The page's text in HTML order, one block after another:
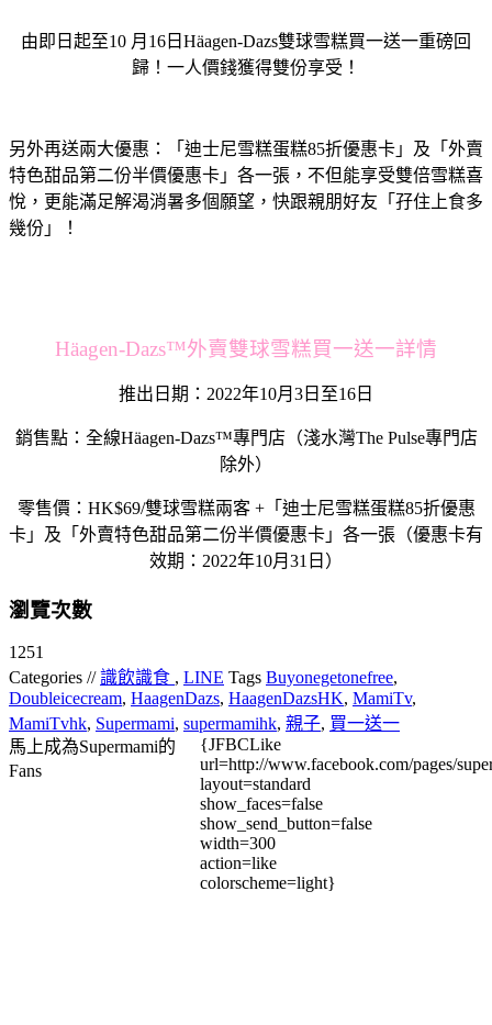
由即日起至10 月16日Häagen-Dazs雙球雪糕買一送一重磅回
歸！一人價錢獲得雙份享受！
另外再送兩大優惠：「迪士尼雪糕蛋糕85折優惠卡」及「外賣
特色甜品第二份半價優惠卡」各一張， 不但能享受雙倍雪糕喜
悅，更能滿足解渴消暑多個願望， 快跟親朋好友「孖住上食多
幾份」！
Häagen-Dazs™外賣雙球雪糕買一送一詳情
推出日期：2022年10月3日至16日
銷售點：全線Häagen-Dazs™專門店（淺水灣The Pulse專門店
除外）
零售價：HK$69/雙球雪糕兩客 +「迪士尼雪糕蛋糕85折優惠
卡」及「外賣特色甜品第二份半價優惠卡」各一張（優惠卡有
效期：2022年10月31日）
瀏覽次數
1251
Categories //識飲識食 , LINE Tags Buyonegetonefree,
Doubleicecream, HaagenDazs, HaagenDazsHK, MamiTv,
MamiTvhk, Supermami, supermamihk, 親子, 買一送一
馬上成為Supermami的
Fans
{JFBCLike
url=http://www.facebook.com/pages/
layout=standard
show_faces=false
show_send_button=false
width=300
action=like
colorscheme=light}